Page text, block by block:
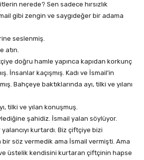
nerede? Sen sadece hırsızlık
gibi zengin ve saygıdeğer bir adama
seslenmiş.
atın.
doğru hamle yapınca kapıdan korkunç
İnsanlar kaçışmış. Kadı ve İsmail’in
Bahçeye baktıklarında ayı, tilki ve yılanı
tilki ve yılan konuşmuş.
şahidiz. İsmail yalan söylüyor.
kurtardı. Biz çiftçiye bizi
bir söz vermedik ama İsmail vermişti. Ama
üstelik kendisini kurtaran çiftçinin hapse